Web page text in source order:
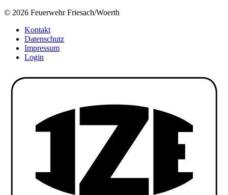
© 2026 Feuerwehr Friesach/Woerth
Kontakt
Datenschutz
Impressum
Login